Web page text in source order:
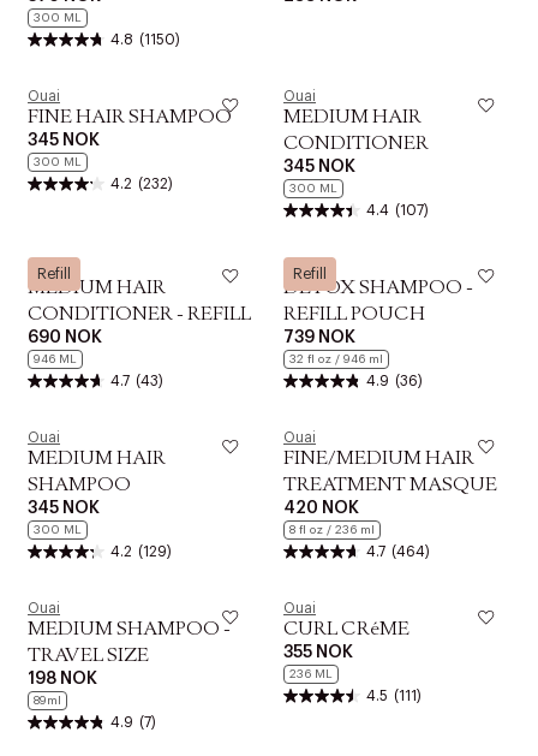
300 ML
4.8 (1150)
Ouai
FINE HAIR SHAMPOO
345 NOK
300 ML
4.2 (232)
Ouai
MEDIUM HAIR
CONDITIONER
345 NOK
300 ML
4.4 (107)
Refill
Ouai
MEDIUM HAIR
CONDITIONER - REFILL
690 NOK
946 ML
4.7 (43)
Refill
Ouai
DETOX SHAMPOO -
REFILL POUCH
739 NOK
32 fl oz / 946 ml
4.9 (36)
Ouai
MEDIUM HAIR
SHAMPOO
345 NOK
300 ML
4.2 (129)
Ouai
FINE/MEDIUM HAIR
TREATMENT MASQUE
420 NOK
8 fl oz / 236 ml
4.7 (464)
Ouai
MEDIUM SHAMPOO -
TRAVEL SIZE
198 NOK
89ml
4.9 (7)
Ouai
CURL CRéME
355 NOK
236 ML
4.5 (111)